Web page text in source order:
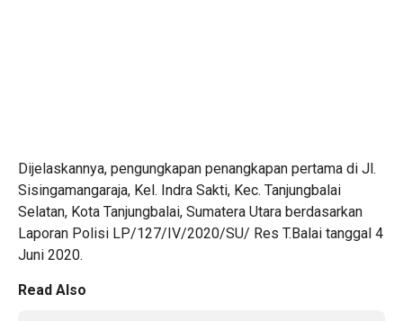
Dijelaskannya, pengungkapan penangkapan pertama di Jl.
Sisingamangaraja, Kel. Indra Sakti, Kec. Tanjungbalai
Selatan, Kota Tanjungbalai, Sumatera Utara berdasarkan
Laporan Polisi LP/127/IV/2020/SU/ Res T.Balai tanggal 4
Juni 2020.
Read Also